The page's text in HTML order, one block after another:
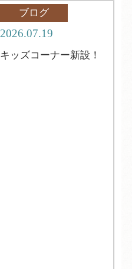
ブログ
2026.07.19
キッズコーナー新設！